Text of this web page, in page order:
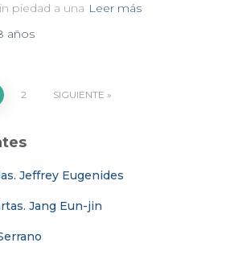
piedad a una Leer más
años
2 SIGUIENTE
Jeffrey Eugenides
Jang Eun-jin